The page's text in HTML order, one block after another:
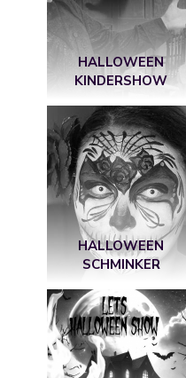
HALLOWEEN
KINDERSHOW
HALLOWEEN
SCHMINKER